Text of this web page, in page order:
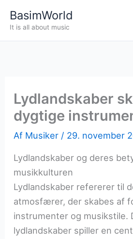
BasimWorld
It is all about music
Lydlandskaber
dygtige
Af Musiker / 29. november
Lydlandskaber og deres
musikkulturen
Lydlandskaber refererer til
atmosfærer, der skabes af
instrumenter og musikstile.
lydlandskaber spiller en